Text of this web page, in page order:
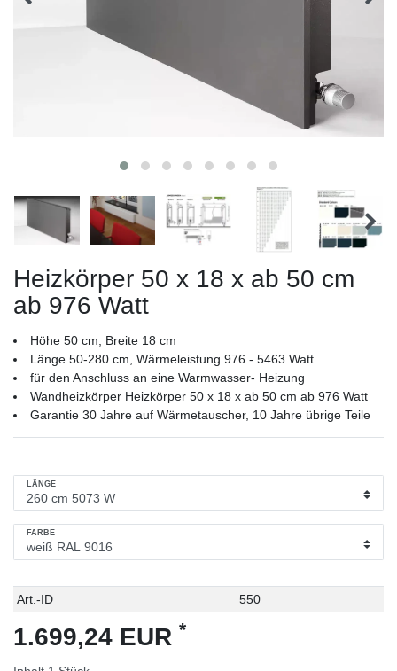
Heizkörper 50 x 18 x ab 50 cm
ab 976 Watt
Höhe 50 cm, Breite 18 cm
Länge 50-280 cm, Wärmeleistung 976 - 5463 Watt
für den Anschluss an eine Warmwasser- Heizung
Wandheizkörper Heizkörper 50 x 18 x ab 50 cm ab 976 Watt
Garantie 30 Jahre auf Wärmetauscher, 10 Jahre übrige Teile
LÄNGE
FARBE
Technisches
Wert
Art.-ID 550
1.699,24 EUR *